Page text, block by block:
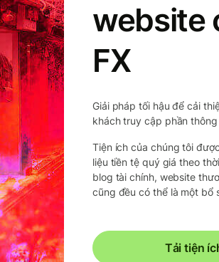
website
FX
Giải pháp tối hậu để cải
khách truy cập phần
Tiện ích của chúng tôi
liệu tiền tệ quý giá theo
blog tài chính, website
cũng đều có thể là một bổ
Tải tiện